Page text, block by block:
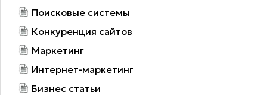
Поисковые системы
Конкуренция сайтов
Маркетинг
Интернет-маркетинг
Бизнес статьи